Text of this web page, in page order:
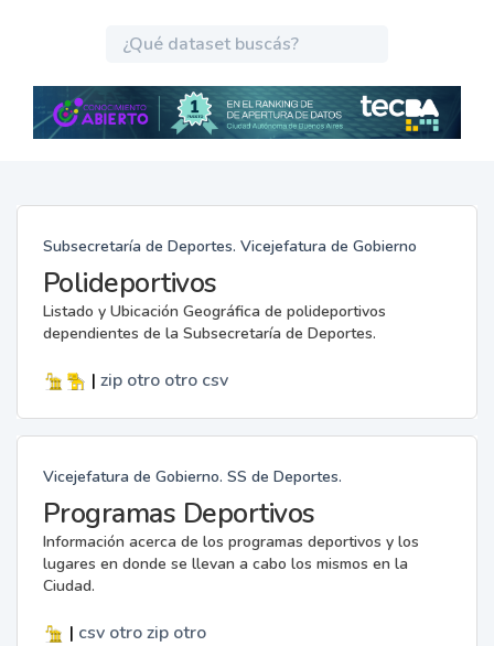
Subsecretaría de Deportes. Vicejefatura de Gobierno
Polideportivos
Listado y Ubicación Geográfica de polideportivos
dependientes de la Subsecretaría de Deportes.
| zip otro otro csv
Vicejefatura de Gobierno. SS de Deportes.
Programas Deportivos
Información acerca de los programas deportivos y los
lugares en donde se llevan a cabo los mismos en la
Ciudad.
| csv otro zip otro